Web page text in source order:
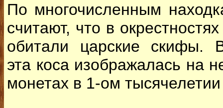
По многочисленным
считают, что в
обитали царские скифы.
эта коса изображалась на
монетах в 1-ом